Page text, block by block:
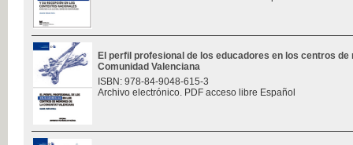
El perfil profesional de los educadores en los centros de
Comunidad Valenciana
ISBN: 978-84-9048-615-3
Archivo electrónico. PDF acceso libre Español